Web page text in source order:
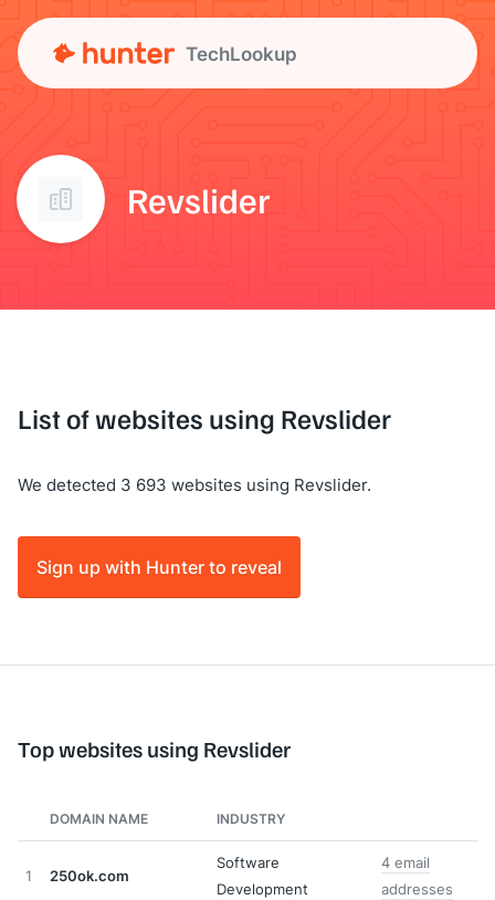
TechLookup
Revslider
List of websites using Revslider
We detected 3 693 websites using Revslider.
Sign up with Hunter to reveal
Top websites using Revslider
DOMAIN NAME INDUSTRY
1 250ok.com
Software
Development
4 email
addresses